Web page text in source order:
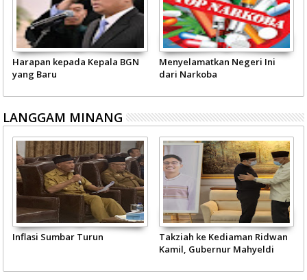
Harapan kepada Kepala BGN
yang Baru
Menyelamatkan Negeri Ini
dari Narkoba
LANGGAM MINANG
Inflasi Sumbar Turun
Takziah ke Kediaman Ridwan
Kamil, Gubernur Mahyeldi